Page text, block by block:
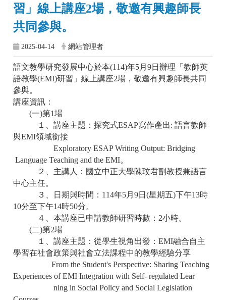
習」線上講座2場，敬邀有興趣師長
共同參與。
2025-04-14 網站管理者
語文教學研究發展中心於本(114)年5月9日辦理「教師英
語教學(EMI)研習」線上講座2場，敬邀有興趣師長共同
參與。
講座資訊：
(一)第1場
１、講座主題：探究式ESAP寫作產出:語言教師
與EMI領域銜接
Exploratory ESAP Writing Output: Bridging
Language Teaching and the EMI。
２、主講人：國立中正大學陳玟君副教授兼語言
中心主任。
３、日期與時間： 114年5月9日(星期五)下午13時
10分至下午14時50分。
４、本講座已申請教師研習時數： 2小時。
(二)第2場
１、講座主題：從學生視角出發：EMI融合自主
學習在社會政策與社會立法課程中的教學經驗分享
From the Student's Perspective: Sharing Teaching
Experiences of EMI Integration with Self- regulated Lear
ning in Social Policy and Social Legislation